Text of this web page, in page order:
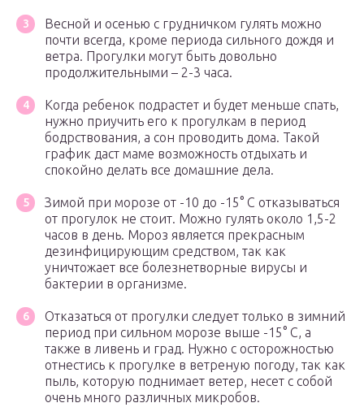
Весной и осенью с грудничком гулять можно
почти всегда, кроме периода сильного дождя и
ветра. Прогулки могут быть довольно
продолжительными – 2-3 часа.
Когда ребенок подрастет и будет меньше спать,
нужно приучить его к прогулкам в период
бодрствования, а сон проводить дома. Такой
график даст маме возможность отдыхать и
спокойно делать все домашние дела.
Зимой при морозе от -10 до -15° С отказываться
от прогулок не стоит. Можно гулять около 1,5-2
часов в день. Мороз является прекрасным
дезинфицирующим средством, так как
уничтожает все болезнетворные вирусы и
бактерии в организме.
Отказаться от прогулки следует только в зимний
период при сильном морозе выше -15° С, а
также в ливень и град. Нужно с осторожностью
отнестись к прогулке в ветреную погоду, так как
пыль, которую поднимает ветер, несет с собой
очень много различных микробов.